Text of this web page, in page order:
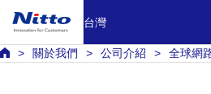
台灣
關於我們 公司介紹 全球網